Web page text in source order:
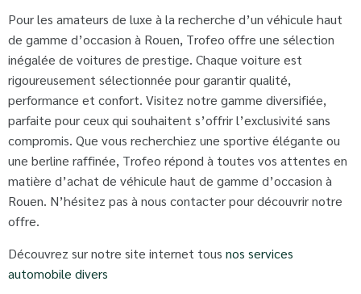
Pour les amateurs de luxe à la recherche d’un véhicule haut
de gamme d’occasion à Rouen, Trofeo offre une sélection
inégalée de voitures de prestige. Chaque voiture est
rigoureusement sélectionnée pour garantir qualité,
performance et confort. Visitez notre gamme diversifiée,
parfaite pour ceux qui souhaitent s’offrir l’exclusivité sans
compromis. Que vous recherchiez une sportive élégante ou
une berline raffinée, Trofeo répond à toutes vos attentes en
matière d’achat de véhicule haut de gamme d’occasion à
Rouen. N’hésitez pas à nous contacter pour découvrir notre
offre.
Découvrez sur notre site internet tous nos services
automobile divers